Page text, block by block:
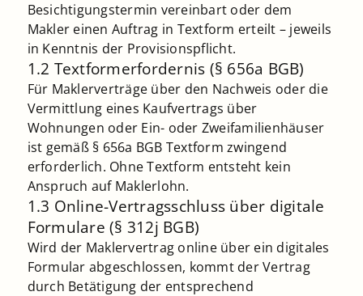
Besichtigungstermin vereinbart oder dem
Makler einen Auftrag in Textform erteilt – jeweils
in Kenntnis der Provisionspflicht.
1.2 Textformerfordernis (§ 656a BGB)
Für Maklerverträge über den Nachweis oder die
Vermittlung eines Kaufvertrags über
Wohnungen oder Ein- oder Zweifamilienhäuser
ist gemäß § 656a BGB Textform zwingend
erforderlich. Ohne Textform entsteht kein
Anspruch auf Maklerlohn.
1.3 Online-Vertragsschluss über digitale
Formulare (§ 312j BGB)
Wird der Maklervertrag online über ein digitales
Formular abgeschlossen, kommt der Vertrag
durch Betätigung der entsprechend